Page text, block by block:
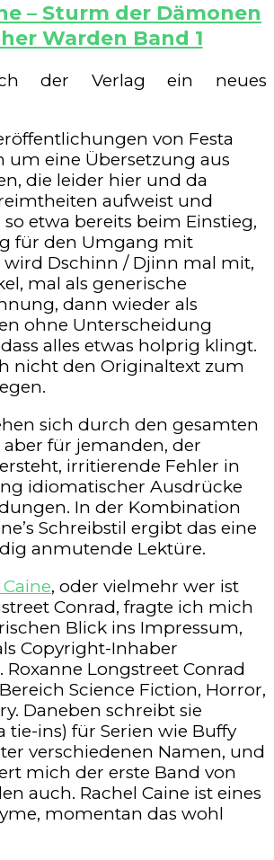
– Sturm der Dämonen
Warden Band 1
der Verlag ein neues
von Festa
um eine Übersetzung aus
die leider hier und da
aufweist und
etwa bereits beim Einstieg,
für den Umgang mit
wird Dschinn / Djinn mal mit,
mal als generische
dann wieder als
ohne Unterscheidung
alles etwas holprig klingt.
nicht den Originaltext zum
sich durch den gesamten
aber für jemanden, der
irritierende Fehler in
idiomatischer Ausdrücke
In der Kombination
Schreibstil ergibt das eine
anmutende Lektüre.
, oder vielmehr wer ist
Conrad, fragte ich mich
Blick ins Impressum,
Copyright-Inhaber
Roxanne Longstreet Conrad
Science Fiction, Horror,
Daneben schreibt sie
tie-ins) für Serien wie Buffy
verschiedenen Namen, und
mich der erste Band von
auch. Rachel Caine ist eines
momentan das wohl